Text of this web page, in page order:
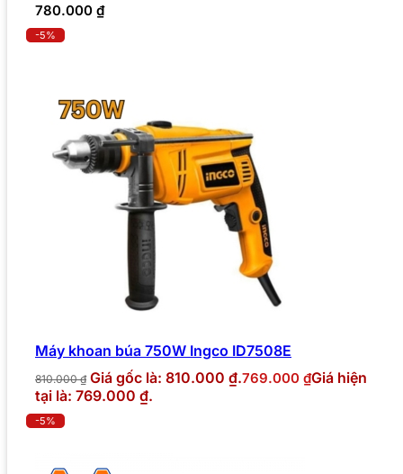
780.000 ₫
-5%
Máy khoan búa 750W Ingco ID7508E
810.000₫ Giá gốc là: 810.000 ₫.769.000 ₫Giá hiện
tại là: 769.000 ₫.
-5%